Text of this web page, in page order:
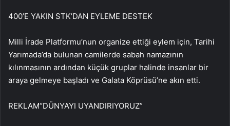
400’E YAKIN STK’DAN EYLEME DESTEK
Milli İrade Platformu’nun organize ettiği eylem için, Tarihi
Yarımada’da bulunan camilerde sabah namazının
kılınmasının ardından küçük gruplar halinde insanlar bir
araya gelmeye başladı ve Galata Köprüsü’ne akın etti.
REKLAM“DÜNYAYI UYANDIRIYORUZ”